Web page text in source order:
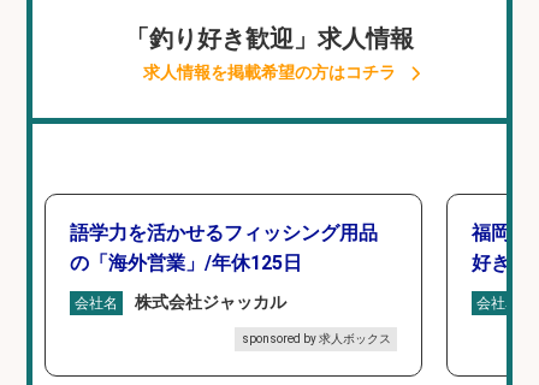
「釣り好き歓迎」求人情報
求人情報を掲載希望の方はコチラ
語学力を活かせるフィッシング用品
の「海外営業」/年休125日
会社名 株式会社ジャッカル
sponsored by 求人ボックス
福岡/
好き歓
会社名